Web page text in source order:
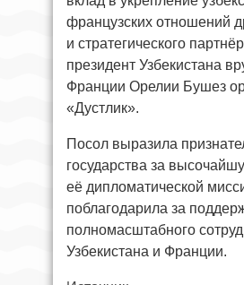
французских отношений
и стратегического
президент Узбекистана
Франции Орелии Бушез
«Дустлик».
Посол выразила
государства за
её дипломатической
поблагодарила за
полномасштабного
Узбекистана и Франции.